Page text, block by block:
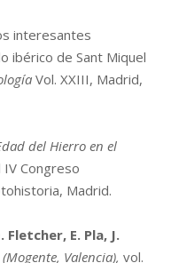
interesantes
ibérico de Sant Miquel
Vol. XXIII, Madrid,
del Hierro en el
IV Congreso
Madrid.
Fletcher, E. Pla, J.
Valencia), vol.